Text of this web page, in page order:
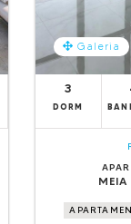
Galeria
3
DORM